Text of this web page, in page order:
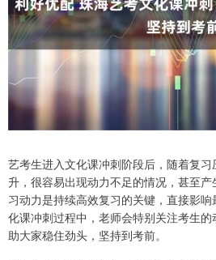
艺考生进入文化课冲刺阶段后，随着复
升，很容易出现动力不足的情况，甚至
习动力是持续高效复习的关键，直接影
化课冲刺过程中，老师会特别关注考生
助大家稳住劲头，坚持到考前。